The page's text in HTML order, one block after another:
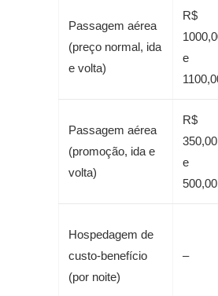
Passagem aérea
(preço normal, ida
e volta)
R$
e
Passagem aérea
(promoção, ida e
volta)
R$
350,00
e
500,00
Hospedagem de
custo-benefício
(por noite)
–